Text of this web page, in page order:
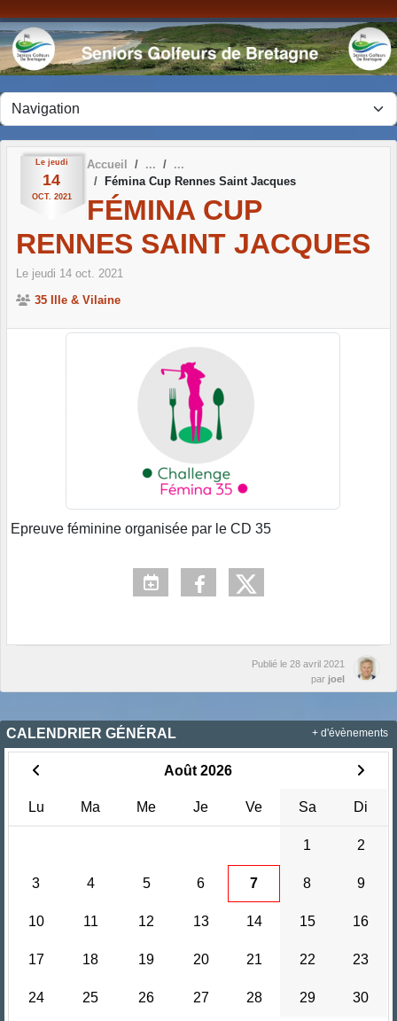
Le jeudi
14
OCT. 2021
Accueil
Fémina Cup Rennes Saint Jacques
FÉMINA CUP
RENNES SAINT JACQUES
Le jeudi 14 oct. 2021
35 Ille & Vilaine
Epreuve féminine organisée par le CD 35
Publié le 28 avril 2021
par joel
CALENDRIER GÉNÉRAL
Août 2026
Lu Ma Me Je Ve Sa Di
1 2
3 4 5 6 7 8 9
10 11 12 13 14 15 16
17 18 19 20 21 22 23
24 25 26 27 28 29 30
+ d'évènements